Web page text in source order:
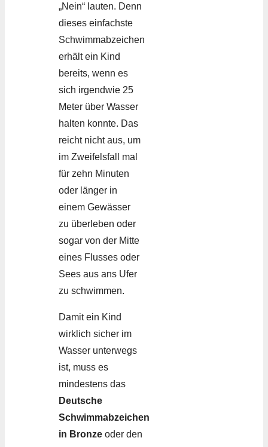
„Nein“ lauten. Denn
dieses einfachste
Schwimmabzeichen
erhält ein Kind
bereits, wenn es
sich irgendwie 25
Meter über Wasser
halten konnte. Das
reicht nicht aus, um
im Zweifelsfall mal
für zehn Minuten
oder länger in
einem Gewässer
zu überleben oder
sogar von der Mitte
eines Flusses oder
Sees aus ans Ufer
zu schwimmen.
Damit ein Kind
wirklich sicher im
Wasser unterwegs
ist, muss es
mindestens das
Deutsche
Schwimmabzeichen
in Bronze oder den